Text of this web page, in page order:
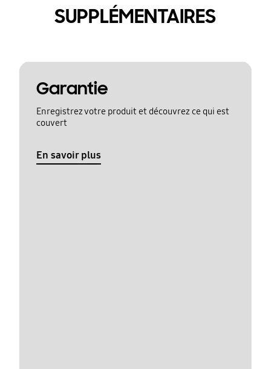
SUPPLÉMENTAIRES
Garantie
Enregistrez votre produit et découvrez ce qui est
couvert
En savoir plus